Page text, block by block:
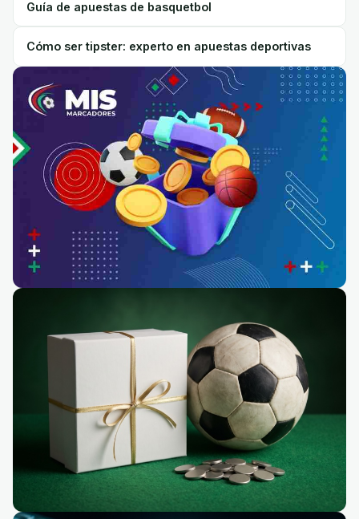
Guía de apuestas de basquetbol
Cómo ser tipster: experto en apuestas deportivas